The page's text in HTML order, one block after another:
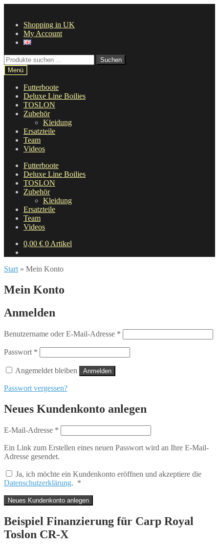
springen
springenShopping in UK
My Account
Suche
nach:
Suchen
Menü
Futterboote
Deluxe Line Boilies
TOSLON
Zubehör
Kleidung
Ersatzteile
Team
Videos
Futterboote
Deluxe Line Boilies
TOSLON
Zubehör
Kleidung
Ersatzteile
Team
Videos
0,00 € 0 Artikel
Start » Mein Konto
Mein Konto
Anmelden
Benutzername oder E-Mail-Adresse *
Passwort *
Angemeldet bleiben Anmelden
Passwort vergessen?
Neues Kundenkonto anlegen
E-Mail-Adresse *
Ein Link zum Erstellen eines neuen Passwort wird an Ihre E-Mail-
Adresse gesendet.
Ja, ich möchte ein Kundenkonto eröffnen und akzeptiere die
Datenschutzerklärung. *
Neues Kundenkonto anlegen
Beispiel Finanzierung für Carp Royal
Toslon CR-X